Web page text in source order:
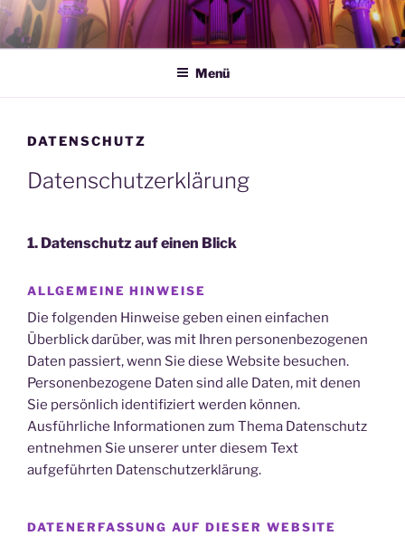
Zum
Inhalt
springen
Menü
DATENSCHUTZ
Datenschutz­erklärung
1. Datenschutz auf einen Blick
ALLGEMEINE HINWEISE
Die folgenden Hinweise geben einen einfachen
Überblick darüber, was mit Ihren personenbezogenen
Daten passiert, wenn Sie diese Website besuchen.
Personenbezogene Daten sind alle Daten, mit denen
Sie persönlich identifiziert werden können.
Ausführliche Informationen zum Thema Datenschutz
entnehmen Sie unserer unter diesem Text
aufgeführten Datenschutzerklärung.
DATENERFASSUNG AUF DIESER WEBSITE